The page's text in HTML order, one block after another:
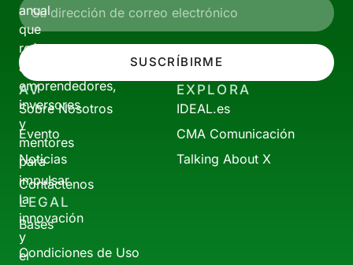
anual
que
reúne
a
emprendedores,
inversores
y
mentores
para
impulsar
la
innovación
y
el
SUSCRÍBIRME
AV
Sobre Nosotros
Evento
Noticias
Contáctenos
EXPLORA
IDEAL.es
CMA Comunicación
Talking About X
LEGAL
Bases
Condiciones de Uso